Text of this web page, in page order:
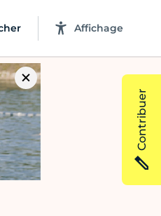
Affichage
Contribuer